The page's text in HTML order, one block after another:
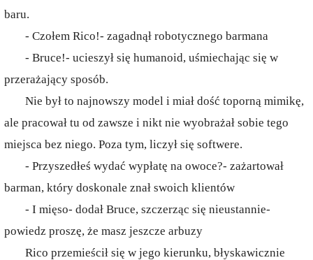
baru.
- Czołem Rico!- zagadnął robotycznego barmana
- Bruce!- ucieszył się humanoid, uśmiechając się w
przerażający sposób.
Nie był to najnowszy model i miał dość toporną mimikę,
ale pracował tu od zawsze i nikt nie wyobrażał sobie tego
miejsca bez niego. Poza tym, liczył się softwere.
- Przyszedłeś wydać wypłatę na owoce?- zażartował
barman, który doskonale znał swoich klientów
- I mięso- dodał Bruce, szczerząc się nieustannie-
powiedz proszę, że masz jeszcze arbuzy
Rico przemieścił się w jego kierunku, błyskawicznie